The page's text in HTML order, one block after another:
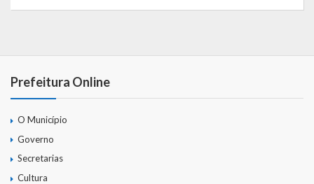
Prefeitura Online
O Município
Governo
Secretarias
Cultura